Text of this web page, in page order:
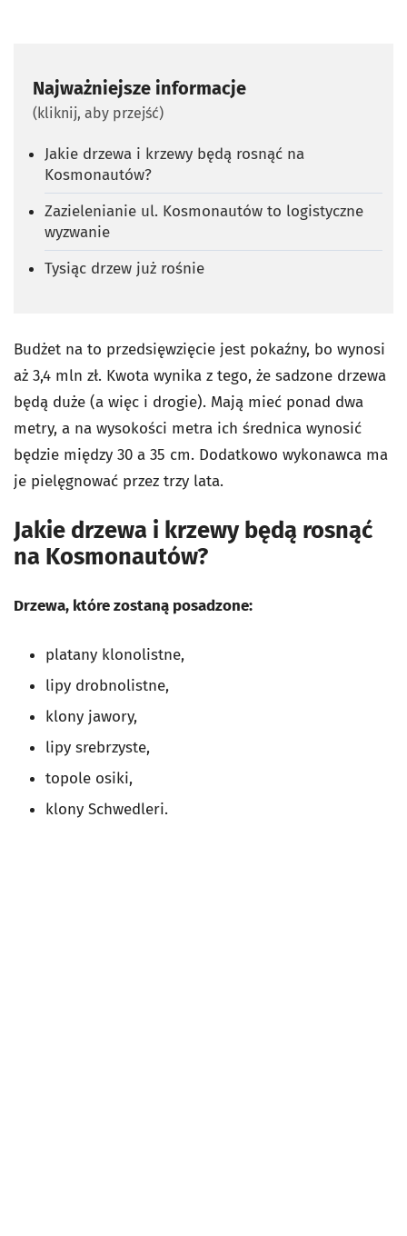
Najważniejsze informacje
(kliknij, aby przejść)
Jakie drzewa i krzewy będą rosnąć na
Kosmonautów?
Zazielenianie ul. Kosmonautów to logistyczne
wyzwanie
Tysiąc drzew już rośnie
Budżet na to przedsięwzięcie jest pokaźny, bo wynosi
aż 3,4 mln zł. Kwota wynika z tego, że sadzone drzewa
będą duże (a więc i drogie). Mają mieć ponad dwa
metry, a na wysokości metra ich średnica wynosić
będzie między 30 a 35 cm. Dodatkowo wykonawca ma
je pielęgnować przez trzy lata.
Jakie drzewa i krzewy będą rosnąć
na Kosmonautów?
Drzewa, które zostaną posadzone:
platany klonolistne,
lipy drobnolistne,
klony jawory,
lipy srebrzyste,
topole osiki,
klony Schwedleri.